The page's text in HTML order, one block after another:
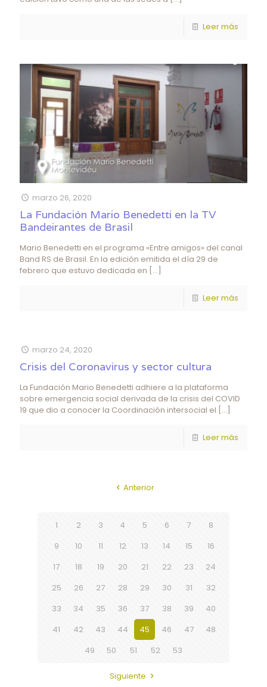
Leer más
marzo 26, 2020
La Fundación Mario Benedetti en la TV
Bandeirantes de Brasil
Mario Benedetti en el programa «Entre amigos» del canal
Band RS de Brasil. En la edición emitida el día 29 de
febrero que estuvo dedicada en […]
Leer más
marzo 24, 2020
Crisis del Coronavirus y sector cultura
La Fundación Mario Benedetti adhiere a la plataforma
sobre emergencia social derivada de la crisis del COVID
19 que dio a conocer la Coordinación intersocial el […]
Leer más
Anterior
1 2 3 4 5 6 7
8
9
10 11 12 13 14 15
16
17
18 19 20 21 22 23
24
25
26 27 28 29 30 31
32
33
34 35 36 37 38 39
40
41
42 43 44 45 46 47
48
49
50 51 52 53
Siguiente